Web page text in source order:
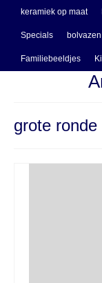
keramiek op maat
Specials bolvazen
Familiebeeldjes
grote